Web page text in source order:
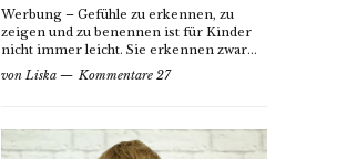
Werbung – Gefühle zu erkennen, zu
zeigen und zu benennen ist für Kinder
nicht immer leicht. Sie erkennen zwar...
von Liska Kommentare 27